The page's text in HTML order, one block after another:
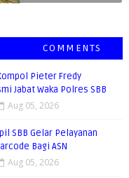
COMMENTS
Pieter Fredy
Jabat Waka Polres SBB
Aug 05, 2026
SBB Gelar Pelayanan
Bagi ASN
Aug 05, 2026